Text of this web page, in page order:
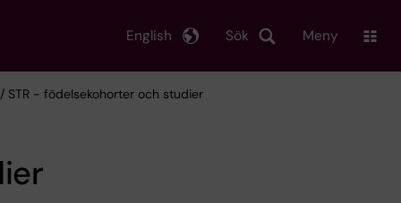
Sök
English Meny
/ STR - födelsekohorter och studier